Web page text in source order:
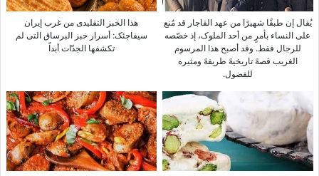
یُقال إن طبقًا شهیرًا من عهد القاجار قد مُنع
على النساء بأمرٍ من أحد الملوک، إذ خصّصه
للرجال فقط. وقد أصبح هذا المرسوم
الغریب قصهً تاریخیهً طریفهً ومثیره
للفضول.
هذا الخبز التقلیدی من غرب إیران
سیفاجئک: أسرار خبز البرساق التی لم
تکشفها الجدّات أبداً